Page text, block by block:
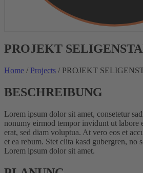
PROJEKT
Home / Projects / PROJEKT
BESCHREIBUNG
Lorem ipsum dolor sit amet, consetetur
nonumy eirmod tempor invidunt ut labore
erat, sed diam voluptua. At vero eos et
et ea rebum. Stet clita kasd gubergren, no
Lorem ipsum dolor sit amet.